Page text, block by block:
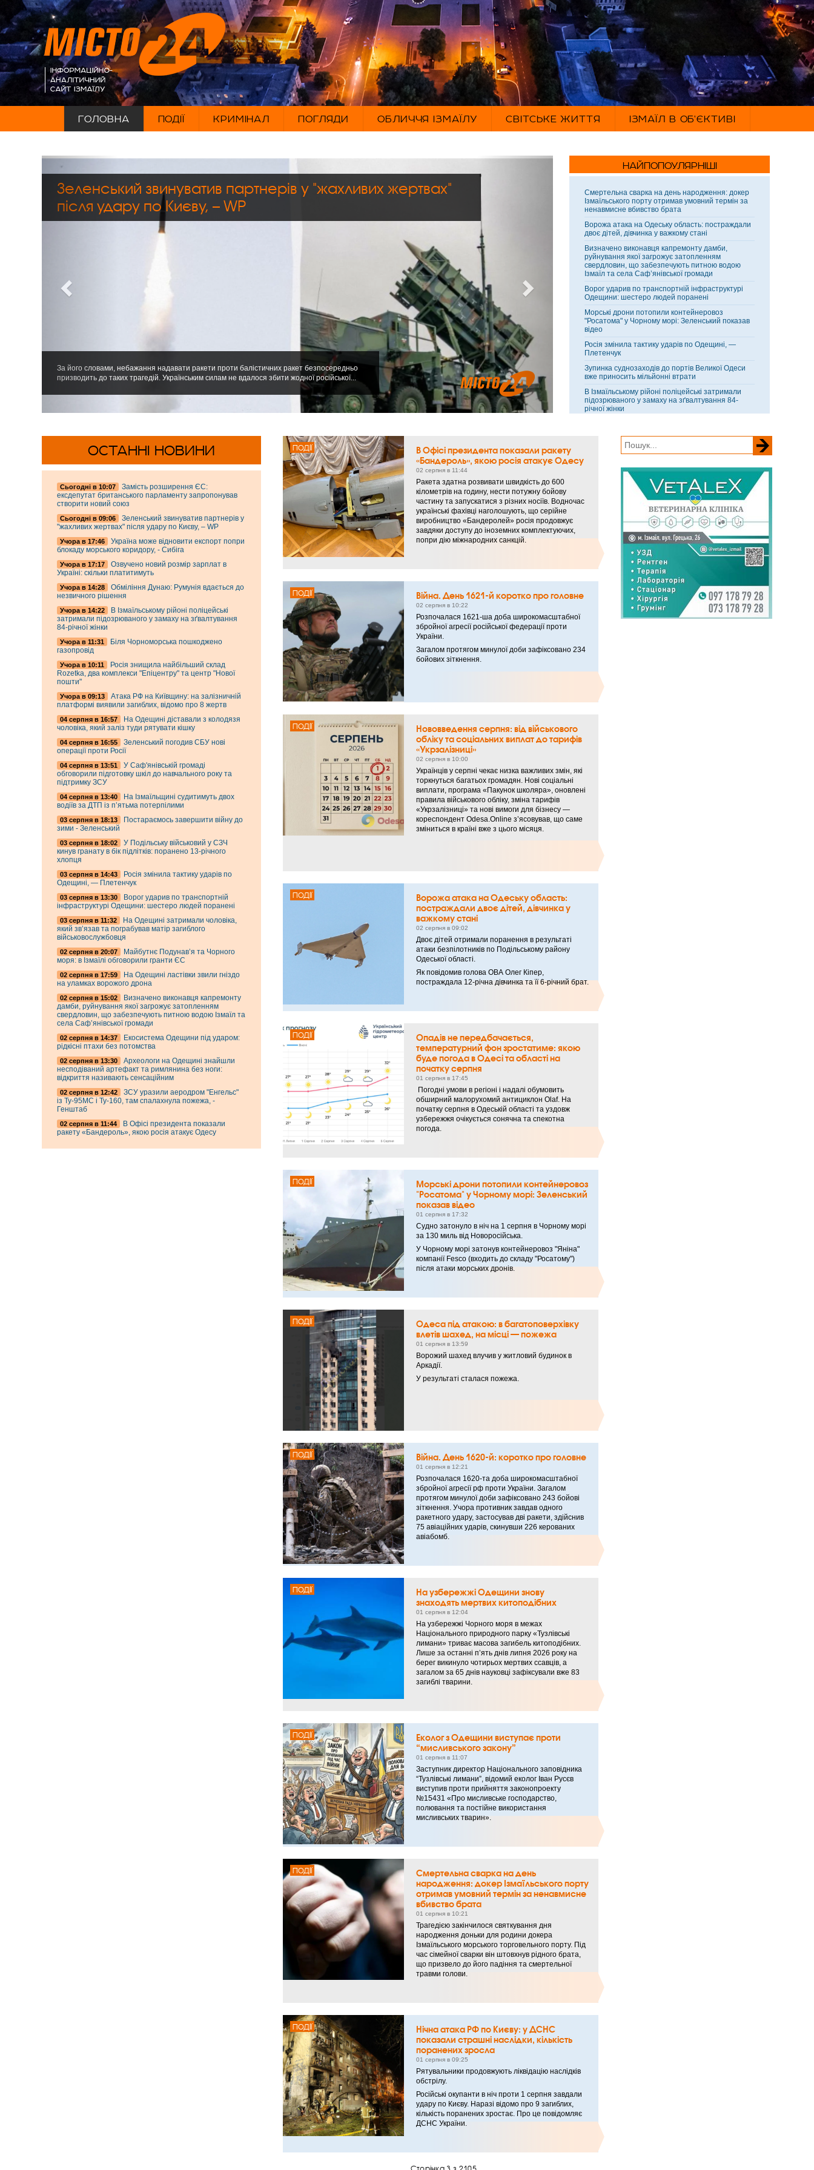
ГОЛОВНА ПОДІЇ КРИМІНАЛ ПОГЛЯДИ ОБЛИЧЧЯ ІЗМАЇЛУ СВІТСЬКЕ ЖИТТЯ ІЗМАЇЛ В ОБ'ЄКТИВІ
Зеленський звинуватив партнерів у "жахливих жертвах"
після удару по Києву, – WP
За його словами, небажання надавати ракети проти балістичних ракет безпосередньо
призводить до таких трагедій. Українським силам не вдалося збити жодної російської...
НАЙПОПОУЛЯРНІШІ
Смертельна сварка на день народження: докер
Ізмаїльського порту отримав умовний термін за
ненавмисне вбивство брата
Ворожа атака на Одеську область: постраждали
двоє дітей, дівчинка у важкому стані
Визначено виконавця капремонту дамби,
руйнування якої загрожує затопленням
свердловин, що забезпечують питною водою
Ізмаїл та села Саф’янівської громади
Ворог ударив по транспортній інфраструктурі
Одещини: шестеро людей поранені
Морські дрони потопили контейнеровоз
"Росатома" у Чорному морі: Зеленський показав
відео
Росія змінила тактику ударів по Одещині, —
Плетенчук
Зупинка суднозаходів до портів Великої Одеси
вже приносить мільйонні втрати
В Ізмаїльському рійоні поліцейські затримали
підозрюваного у замаху на зґвалтування 84-
річної жінки
ОСТАННІ НОВИНИ
Cьогодні в 10:07
Замість розширення ЄС:
ексдепутат британського парламенту запропонував
створити новий союз
Cьогодні в 09:06
Зеленський звинуватив партнерів у
"жахливих жертвах" після удару по Києву, – WP
Учора в 17:46
Україна може відновити експорт попри
блокаду морського коридору, - Сибіга
Учора в 17:17
Озвучено новий розмір зарплат в
Україні: скільки платитимуть
Учора в 14:28
Обміління Дунаю: Румунія вдається до
незвичного рішення
Учора в 14:22
В Ізмаїльському рійоні поліцейські
затримали підозрюваного у замаху на зґвалтування
84-річної жінки
Учора в 11:31
Біля Чорноморська пошкоджено
газопровід
Учора в 10:11
Росія знищила найбільший склад
Rozetka, два комплекси "Епіцентру" та центр "Нової
пошти"
Учора в 09:13
Атака РФ на Київщину: на залізничній
платформі виявили загиблих, відомо про 8 жертв
04 серпня в 16:57
На Одещині діставали з колодязя
чоловіка, який заліз туди рятувати кішку
04 серпня в 16:55
Зеленський погодив СБУ нові
операції проти Росії
04 серпня в 13:51
У Саф'янівській громаді
обговорили підготовку шкіл до навчального року та
підтримку ЗСУ
04 серпня в 13:40
На Ізмаїльщині судитимуть двох
водіїв за ДТП із п’ятьма потерпілими
03 серпня в 18:13
Постараємось завершити війну до
зими - Зеленський
03 серпня в 18:02
У Подільську військовий у СЗЧ
кинув гранату в бік підлітків: поранено 13-річного
хлопця
03 серпня в 14:43
Росія змінила тактику ударів по
Одещині, — Плетенчук
03 серпня в 13:30
Ворог ударив по транспортній
інфраструктурі Одещини: шестеро людей поранені
03 серпня в 11:32
На Одещині затримали чоловіка,
який зв’язав та пограбував матір загиблого
військовослужбовця
02 серпня в 20:07
Майбутнє Подунав’я та Чорного
моря: в Ізмаїлі обговорили гранти ЄС
02 серпня в 17:59
На Одещині ластівки звили гніздо
на уламках ворожого дрона
02 серпня в 15:02
Визначено виконавця капремонту
дамби, руйнування якої загрожує затопленням
свердловин, що забезпечують питною водою Ізмаїл та
села Саф’янівської громади
02 серпня в 14:37
Екосистема Одещини під ударом:
рідкісні птахи без потомства
02 серпня в 13:30
Археологи на Одещині знайшли
несподіваний артефакт та римлянина без ноги:
відкриття називають сенсаційним
02 серпня в 12:42
ЗСУ уразили аеродром "Енгельс"
із Ту-95МС і Ту-160, там спалахнула пожежа, -
Генштаб
02 серпня в 11:44
В Офісі президента показали
ракету «Бандероль», якою росія атакує Одесу
ПОДІЇ
В Офісі президента показали ракету
«Бандероль», якою росія атакує Одесу
02 серпня в 11:44
Ракета здатна розвивати швидкість до 600
кілометрів на годину, нести потужну бойову
частину та запускатися з різних носіїв. Водночас
українські фахівці наголошують, що серійне
виробництво «Бандеролей» росія продовжує
завдяки доступу до іноземних комплектуючих,
попри дію міжнародних санкцій.
ПОДІЇ Війна. День 1621-й коротко про головне
02 серпня в 10:22
Розпочалася 1621-ша доба широкомасштабної
збройної агресії російської федерації проти
України.
Загалом протягом минулої доби зафіксовано 234
бойових зіткнення.
ПОДІЇ
Нововведення серпня: від військового
обліку та соціальних виплат до тарифів
«Укрзалізниці»
02 серпня в 10:00
Українців у серпні чекає низка важливих змін, які
торкнуться багатьох громадян. Нові соціальні
виплати, програма «Пакунок школяра», оновлені
правила військового обліку, зміна тарифів
«Укрзалізниці» та нові вимоги для бізнесу —
кореспондент Odesa.Online з’ясовував, що саме
зміниться в країні вже з цього місяця.
ПОДІЇ
Ворожа атака на Одеську область:
постраждали двоє дітей, дівчинка у
важкому стані
02 серпня в 09:02
Двоє дітей отримали поранення в результаті
атаки безпілотників по Подільському району
Одеської області.
Як повідомив голова ОВА Олег Кіпер,
постраждала 12-річна дівчинка та її 6-річний брат.
ПОДІЇ
Опадів не передбачається,
температурний фон зростатиме: якою
буде погода в Одесі та області на
початку серпня
01 серпня в 17:45
Погодні умови в регіоні і надалі обумовить
обширний малорухомий антициклон Olaf. На
початку серпня в Одеській області та уздовж
узбережжя очікується сонячна та спекотна
погода.
ПОДІЇ
Морські дрони потопили контейнеровоз
"Росатома" у Чорному морі: Зеленський
показав відео
01 серпня в 17:32
Судно затонуло в ніч на 1 серпня в Чорному морі
за 130 миль від Новоросійська.
У Чорному морі затонув контейнеровоз "Яніна"
компанії Fesco (входить до складу "Росатому")
після атаки морських дронів.
ПОДІЇ
Одеса під атакою: в багатоповерхівку
влетів шахед, на місці — пожежа
01 серпня в 13:59
Ворожий шахед влучив у житловий будинок в
Аркадії.
У результаті сталася пожежа.
ПОДІЇ Війна. День 1620-й: коротко про головне
01 серпня в 12:21
Розпочалася 1620-та доба широкомасштабної
збройної агресії рф проти України. Загалом
протягом минулої доби зафіксовано 243 бойові
зіткнення. Учора противник завдав одного
ракетного удару, застосував дві ракети, здійснив
75 авіаційних ударів, скинувши 226 керованих
авіабомб.
ПОДІЇ
На узбережжі Одещини знову
знаходять мертвих китоподібних
01 серпня в 12:04
На узбережжі Чорного моря в межах
Національного природного парку «Тузлівські
лимани» триває масова загибель китоподібних.
Лише за останні п’ять днів липня 2026 року на
берег викинуло чотирьох мертвих ссавців, а
загалом за 65 днів науковці зафіксували вже 83
загиблі тварини.
ПОДІЇ
Еколог з Одещини виступає проти
“мисливського закону”
01 серпня в 11:07
Заступник директор Національного заповідника
“Тузлівські лимани”, відомий еколог Іван Русєв
виступив проти прийняття законопроекту
№15431 «Про мисливське господарство,
полювання та постійне використання
мисливських тварин».
ПОДІЇ
Смертельна сварка на день
народження: докер Ізмаїльського порту
отримав умовний термін за ненавмисне
вбивство брата
01 серпня в 10:21
Трагедією закінчилося святкування дня
народження доньки для родини докера
Ізмаїльського морського торговельного порту. Під
час сімейної сварки він штовхнув рідного брата,
що призвело до його падіння та смертельної
травми голови.
ПОДІЇ
Нічна атака РФ по Києву: у ДСНС
показали страшні наслідки, кількість
поранених зросла
01 серпня в 09:25
Рятувальники продовжують ліквідацію наслідків
обстрілу.
Російські окупанти в ніч проти 1 серпня завдали
удару по Києву. Наразі відомо про 9 загиблих,
кількість поранених зростає. Про це повідомляє
ДСНС України.